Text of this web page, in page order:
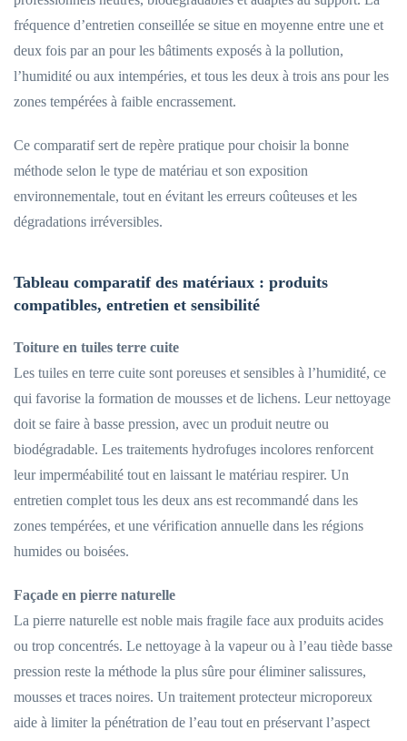
fréquence d’entretien conseillée se situe en moyenne entre une et
deux fois par an pour les bâtiments exposés à la pollution,
l’humidité ou aux intempéries, et tous les deux à trois ans pour les
zones tempérées à faible encrassement.
Ce comparatif sert de repère pratique pour choisir la bonne
méthode selon le type de matériau et son exposition
environnementale, tout en évitant les erreurs coûteuses et les
dégradations irréversibles.
Tableau comparatif des matériaux : produits
compatibles, entretien et sensibilité
Toiture en tuiles terre cuite
Les tuiles en terre cuite sont poreuses et sensibles à l’humidité, ce
qui favorise la formation de mousses et de lichens. Leur nettoyage
doit se faire à basse pression, avec un produit neutre ou
biodégradable. Les traitements hydrofuges incolores renforcent
leur imperméabilité tout en laissant le matériau respirer. Un
entretien complet tous les deux ans est recommandé dans les
zones tempérées, et une vérification annuelle dans les régions
humides ou boisées.
Façade en pierre naturelle
La pierre naturelle est noble mais fragile face aux produits acides
ou trop concentrés. Le nettoyage à la vapeur ou à l’eau tiède basse
pression reste la méthode la plus sûre pour éliminer salissures,
mousses et traces noires. Un traitement protecteur microporeux
aide à limiter la pénétration de l’eau tout en préservant l’aspect